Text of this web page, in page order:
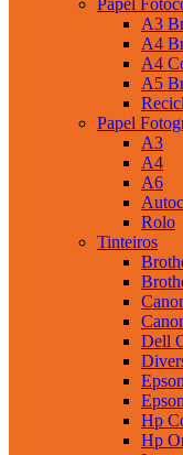
A3
A4
A4
A5
Papel
A3
A4
A6
Rolo
Tinteiros
Dell
Hp
Hp